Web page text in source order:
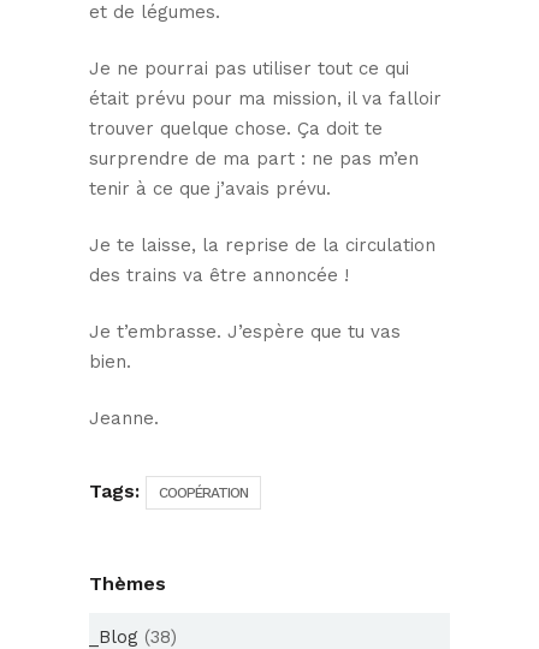
et de légumes.
Je ne pourrai pas utiliser tout ce qui
était prévu pour ma mission, il va falloir
trouver quelque chose. Ça doit te
surprendre de ma part : ne pas m’en
tenir à ce que j’avais prévu.
Je te laisse, la reprise de la circulation
des trains va être annoncée !
Je t’embrasse. J’espère que tu vas
bien.
Jeanne.
Tags: COOPÉRATION
Thèmes
_Blog (38)